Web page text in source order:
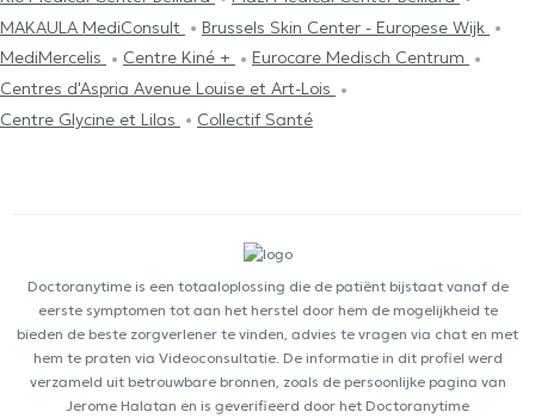
MAKAULA MediConsult
Brussels Skin Center - Europese Wijk
MediMercelis
Centre Kiné +
Eurocare Medisch Centrum
Centres d'Aspria Avenue Louise et Art-Lois
Centre Glycine et Lilas
Collectif Santé
Doctoranytime is een totaaloplossing die de patiënt bijstaat vanaf de
eerste symptomen tot aan het herstel door hem de mogelijkheid te
bieden de beste zorgverlener te vinden, advies te vragen via chat en met
hem te praten via Videoconsultatie. De informatie in dit profiel werd
verzameld uit betrouwbare bronnen, zoals de persoonlijke pagina van
Jerome Halatan en is geverifieerd door het Doctoranytime